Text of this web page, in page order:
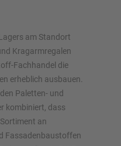
am Standort
Kragarmregalen
Fachhandel die
erheblich ausbauen.
Paletten- und
kombiniert, dass
an
Fassadenbaustoffen